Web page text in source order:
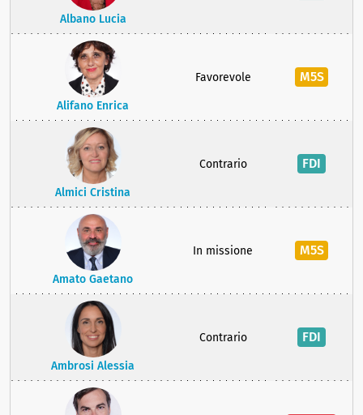
Albano Lucia
Alifano Enrica
Favorevole M5S
Almici Cristina
Contrario FDI
Amato Gaetano
In missione M5S
Ambrosi Alessia
Contrario FDI